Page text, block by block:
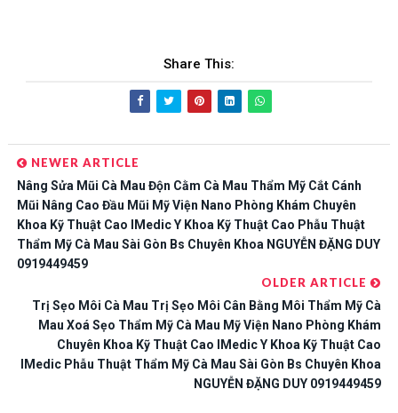
Share This:
NEWER ARTICLE
Nâng Sửa Mũi Cà Mau Độn Cằm Cà Mau Thẩm Mỹ Cắt Cánh
Mũi Nâng Cao Đầu Mũi Mỹ Viện Nano Phòng Khám Chuyên
Khoa Kỹ Thuật Cao IMedic Y Khoa Kỹ Thuật Cao Phẫu Thuật
Thẩm Mỹ Cà Mau Sài Gòn Bs Chuyên Khoa NGUYỄN ĐẶNG DUY
0919449459
OLDER ARTICLE
Trị Sẹo Môi Cà Mau Trị Sẹo Môi Cân Bằng Môi Thẩm Mỹ Cà
Mau Xoá Sẹo Thẩm Mỹ Cà Mau Mỹ Viện Nano Phòng Khám
Chuyên Khoa Kỹ Thuật Cao IMedic Y Khoa Kỹ Thuật Cao
IMedic Phẫu Thuật Thẩm Mỹ Cà Mau Sài Gòn Bs Chuyên Khoa
NGUYỄN ĐẶNG DUY 0919449459